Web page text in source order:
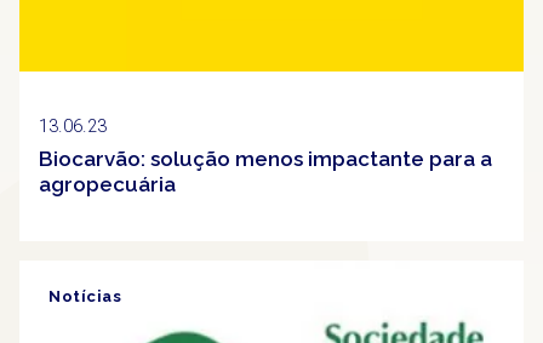
13.06.23
Biocarvão: solução menos impactante para a
agropecuária
Notícias